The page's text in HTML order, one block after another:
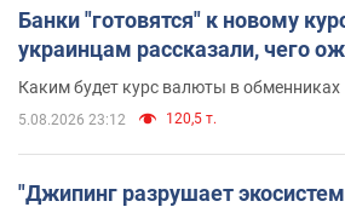
Банки "готовятся" к новому
украинцам рассказали, чего
Каким будет курс валюты в обменниках
5.08.2026 23:12 120,5 т.
"Джипинг разрушает